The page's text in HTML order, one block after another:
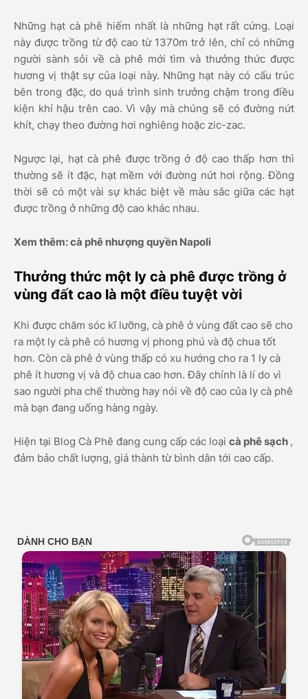
Những hạt cà phê hiếm nhất là những hạt rất cứng. Loại
này được trồng từ độ cao từ 1370m trở lên, chỉ có những
người sành sỏi về cà phê mới tìm và thưởng thức được
hương vị thật sự của loại này. Những hạt này có cấu trúc
bên trong đặc, do quá trình sinh trưởng chậm trong điều
kiện khí hậu trên cao. Vì vậy mà chúng sẽ có đường nứt
khít, chạy theo đường hơi nghiêng hoặc zic-zac.
Ngược lại, hạt cà phê được trồng ở độ cao thấp hơn thì
thường sẽ ít đặc, hạt mềm với đường nứt hơi rộng. Đồng
thời sẽ có một vài sự khác biệt về màu sắc giữa các hạt
được trồng ở những độ cao khác nhau.
Xem thêm: cà phê nhượng quyền Napoli
Thưởng thức một ly cà phê được trồng ở
vùng đất cao là một điều tuyệt vời
Khi được chăm sóc kĩ lưỡng, cà phê ở vùng đất cao sẽ cho
ra một ly cà phê có hương vị phong phú và độ chua tốt
hơn. Còn cà phê ở vùng thấp có xu hướng cho ra 1 ly cà
phê ít hương vị và độ chua cao hơn. Đây chính là lí do vì
sao người pha chế thường hay nói về độ cao của ly cà phê
mà bạn đang uống hàng ngày.
Hiện tại Blog Cà Phê đang cung cấp các loại cà phê sạch ,
đảm bảo chất lượng, giá thành từ bình dân tới cao cấp.